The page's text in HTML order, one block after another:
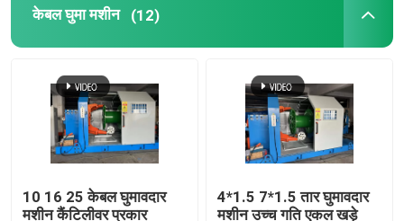
कॉपर अपकास्ट मशीन
तांबा वेल्डिंग मशीन
केबल घुमा मशीन (12)
10 16 25 केबल घुमावदार
मशीन कैंटिलीवर प्रकार
4*1.5 7*1.5 तार घुमावदार
मशीन उच्च गति एकल खड़े